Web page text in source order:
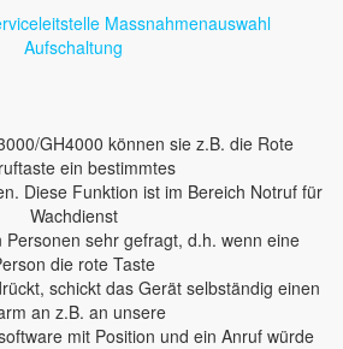
GH4000 können sie z.B. die Rote
ein bestimmtes
Diese Funktion ist im Bereich Notruf für
Wachdienst
Personen sehr gefragt, d.h. wenn eine
die rote Taste
schickt das Gerät selbständig einen
an z.B. an unsere
mit Position und ein Anruf würde